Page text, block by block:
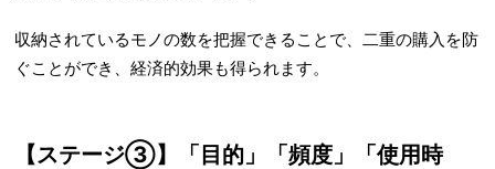
収納されているモノの数を把握できることで、二重の購入を防
ぐことができ、経済的効果も得られます。
【ステージ③】「目的」「頻度」「使用時